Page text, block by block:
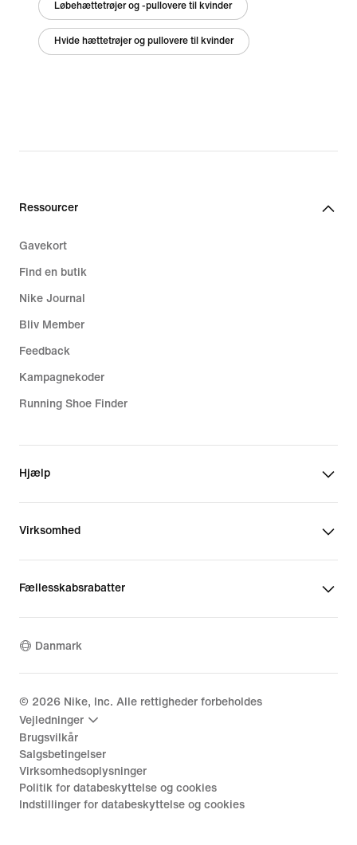
Løbehættetrøjer og -pullovere til kvinder
Hvide hættetrøjer og pullovere til kvinder
Ressourcer
Gavekort
Find en butik
Nike Journal
Bliv Member
Feedback
Kampagnekoder
Running Shoe Finder
Hjælp
Virksomhed
Fællesskabsrabatter
Danmark
© 2026 Nike, Inc. Alle rettigheder forbeholdes
Vejledninger
Brugsvilkår
Salgsbetingelser
Virksomhedsoplysninger
Politik for databeskyttelse og cookies
Indstillinger for databeskyttelse og cookies